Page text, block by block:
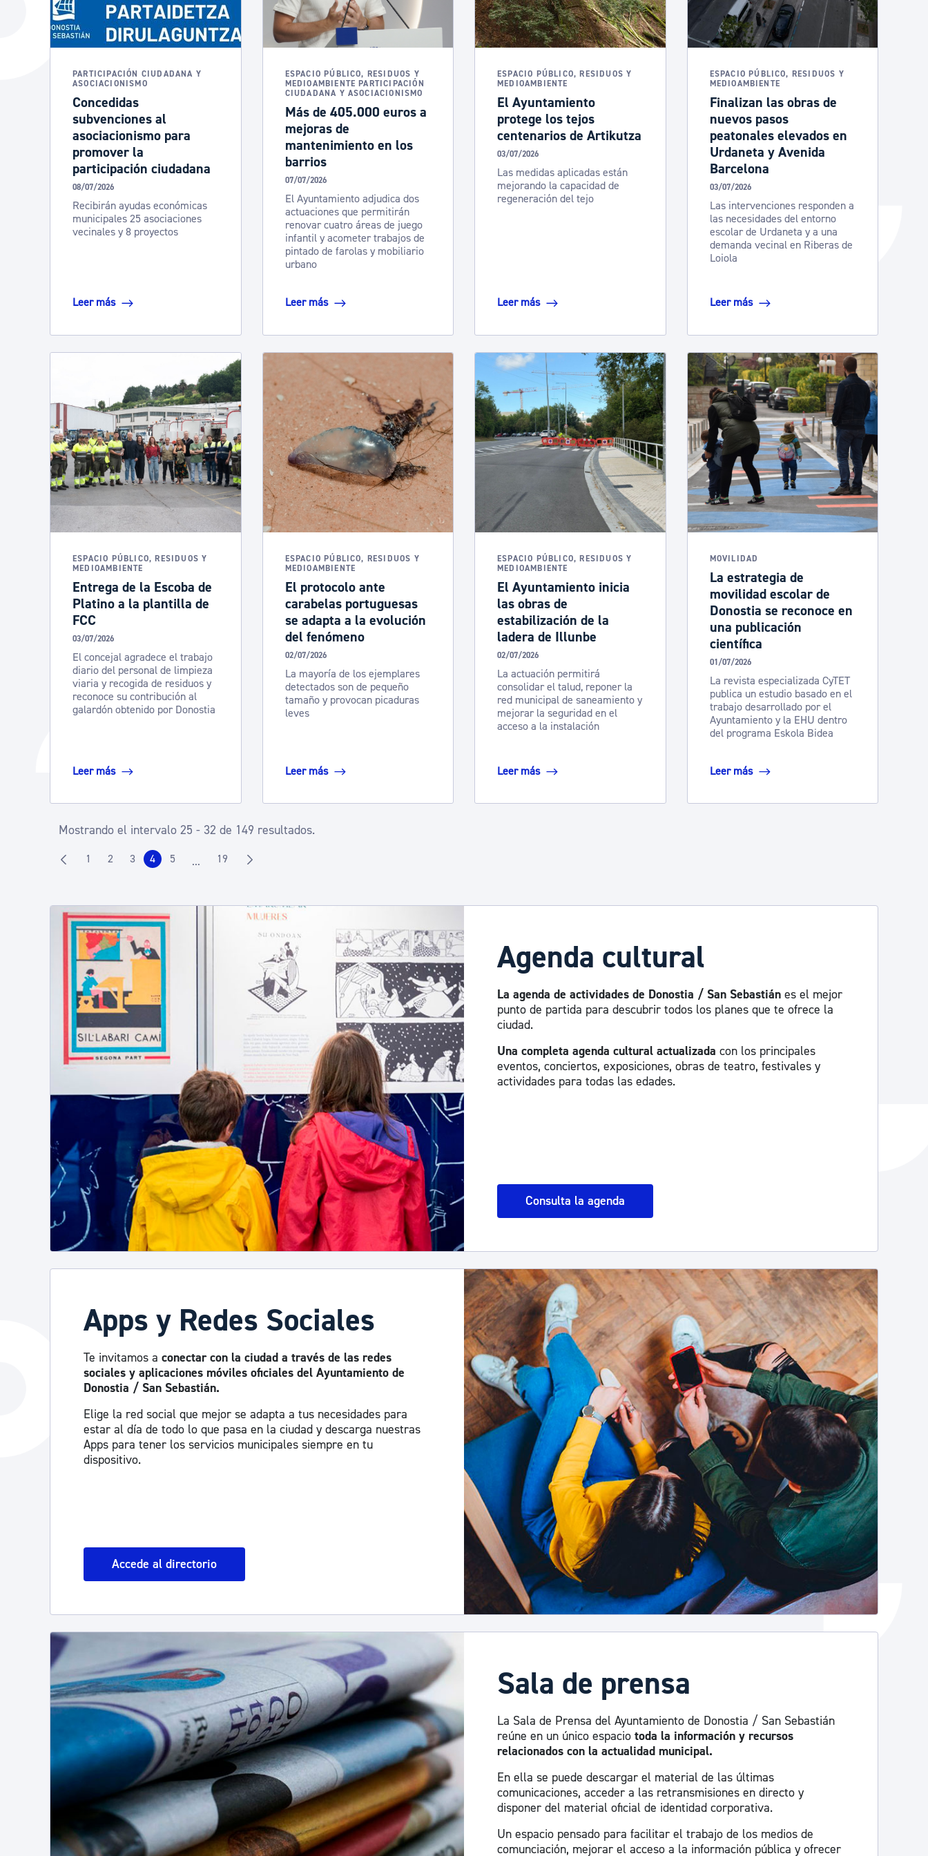
La ciudad
La ciudad ahora
Descubre la ciudad
Actualidad
Noticias
Agenda cultural
Administración municipal
Tablón de anuncios oficiales
Calendario fiscal
Catálogo de trámites
Ayuda a la tramitación
PARTICIPACIÓN CIUDADANA Y
ASOCIACIONISMO
Concedidas
subvenciones al
asociacionismo para
promover la
participación ciudadana
08/07/2026
Recibirán ayudas económicas
municipales 25 asociaciones
vecinales y 8 proyectos
Leer más
ESPACIO PÚBLICO, RESIDUOS Y
MEDIOAMBIENTE PARTICIPACIÓN
CIUDADANA Y ASOCIACIONISMO
Más de 405.000 euros a
mejoras de
mantenimiento en los
barrios
07/07/2026
El Ayuntamiento adjudica dos
actuaciones que permitirán
renovar cuatro áreas de juego
infantil y acometer trabajos de
pintado de farolas y mobiliario
urbano
Leer más
ESPACIO PÚBLICO, RESIDUOS Y
MEDIOAMBIENTE
El Ayuntamiento
protege los tejos
centenarios de Artikutza
03/07/2026
Las medidas aplicadas están
mejorando la capacidad de
regeneración del tejo
Leer más
ESPACIO PÚBLICO, RESIDUOS Y
MEDIOAMBIENTE
Finalizan las obras de
nuevos pasos
peatonales elevados en
Urdaneta y Avenida
Barcelona
03/07/2026
Las intervenciones responden a
las necesidades del entorno
escolar de Urdaneta y a una
demanda vecinal en Riberas de
Loiola
Leer más
ESPACIO PÚBLICO, RESIDUOS Y
MEDIOAMBIENTE
Entrega de la Escoba de
Platino a la plantilla de
FCC
03/07/2026
El concejal agradece el trabajo
diario del personal de limpieza
viaria y recogida de residuos y
reconoce su contribución al
galardón obtenido por Donostia
Leer más
ESPACIO PÚBLICO, RESIDUOS Y
MEDIOAMBIENTE
El protocolo ante
carabelas portuguesas
se adapta a la evolución
del fenómeno
02/07/2026
La mayoría de los ejemplares
detectados son de pequeño
tamaño y provocan picaduras
leves
Leer más
ESPACIO PÚBLICO, RESIDUOS Y
MEDIOAMBIENTE
El Ayuntamiento inicia
las obras de
estabilización de la
ladera de Illunbe
02/07/2026
La actuación permitirá
consolidar el talud, reponer la
red municipal de saneamiento y
mejorar la seguridad en el
acceso a la instalación
Leer más
MOVILIDAD
La estrategia de
movilidad escolar de
Donostia se reconoce en
una publicación
científica
01/07/2026
La revista especializada CyTET
publica un estudio basado en el
trabajo desarrollado por el
Ayuntamiento y la EHU dentro
del programa Eskola Bidea
Leer más
Mostrando el intervalo 25 - 32 de 149 resultados.
Página
1 Página
2 Página
3 Página
4 Página
5 ...Páginas intermedias Use TAB para desplazarse.
Página
19
Agenda cultural
La agenda de actividades de Donostia / San Sebastián es el mejor
punto de partida para descubrir todos los planes que te ofrece la
ciudad.
Una completa agenda cultural actualizada con los principales
eventos, conciertos, exposiciones, obras de teatro, festivales y
actividades para todas las edades.
Consulta la agenda
Apps y Redes Sociales
Te invitamos a conectar con la ciudad a través de las redes
sociales y aplicaciones móviles oficiales del Ayuntamiento de
Donostia / San Sebastián.
Elige la red social que mejor se adapta a tus necesidades para
estar al día de todo lo que pasa en la ciudad y descarga nuestras
Apps para tener los servicios municipales siempre en tu
dispositivo.
Accede al directorio
Sala de prensa
La Sala de Prensa del Ayuntamiento de Donostia / San Sebastián
reúne en un único espacio toda la información y recursos
relacionados con la actualidad municipal.
En ella se puede descargar el material de las últimas
comunicaciones, acceder a las retransmisiones en directo y
disponer del material oficial de identidad corporativa.
Un espacio pensado para facilitar el trabajo de los medios de
comunciación, mejorar el acceso a la información pública y ofrecer